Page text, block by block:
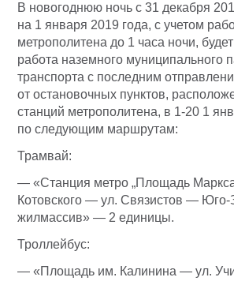
В новогоднюю ночь с 31 декабря
на 1 января 2019 года, с учетом
метрополитена до 1 часа ночи,
работа наземного муниципального
транспорта с последним
от остановочных пунктов,
станций метрополитена, в 1-20 1
по следующим маршрутам:
Трамвай:
— «Станция метро „Площадь
Котовского — ул. Связистов —
жилмассив» — 2 единицы.
Троллейбус:
— «Площадь им. Калинина — ул.